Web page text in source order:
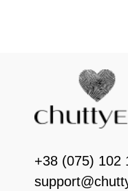
+38 (075) 102